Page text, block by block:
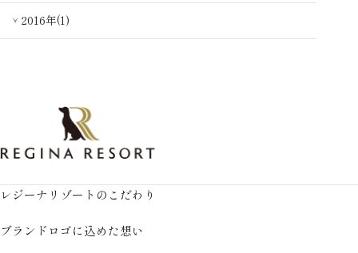
2016年(1)
レジーナリゾートのこだわり
ブランドロゴに込めた想い